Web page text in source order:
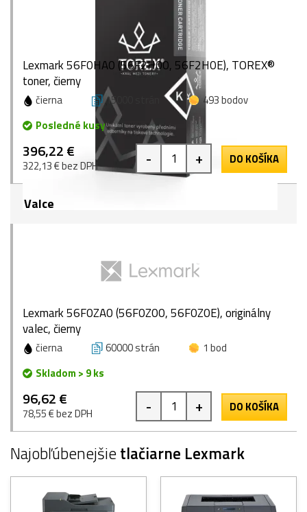
Lexmark 56F0HA0 (56F2H00, 56F2H0E), TOREX®
toner, čierny
čierna 15000 strán
493 bodov
Posledné kusy
396,22 €
322,13 € bez DPH - + DO KOŠÍKA
Valce
Lexmark 56F0ZA0 (56F0Z00, 56F0Z0E), originálny
valec, čierny
čierna 60000 strán
1 bod
Skladom > 9 ks
96,62 €
78,55 € bez DPH - + DO KOŠÍKA
Najobľúbenejšietlačiarne Lexmark